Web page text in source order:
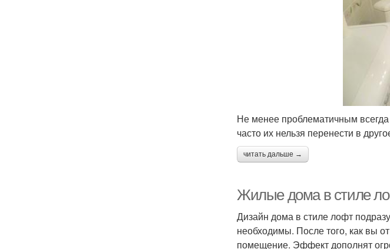
Не менее проблематичным
часто их нельзя перенести в
читать дальше →
Жилые дома в стиле
Дизайн дома в стиле лофт
необходимы. После того, как вы
помещение. Эффект дополнят